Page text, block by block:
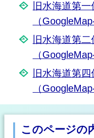
旧水海道第
（
旧水海道第
（
旧水海道第
（
このページの